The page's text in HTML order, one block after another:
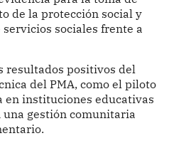
de la protección social y
sociales frente a
resultados positivos del
del PMA, como el piloto
en instituciones educativas
gestión comunitaria